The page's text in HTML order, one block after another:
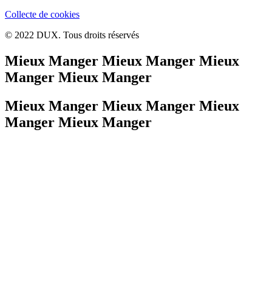
Collecte de cookies
© 2022 DUX. Tous droits réservés
Mieux Manger Mieux Manger Mieux
Manger Mieux Manger
Mieux Manger Mieux Manger Mieux
Manger Mieux Manger